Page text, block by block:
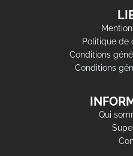
Politique de
Conditions
Conditions
Qui